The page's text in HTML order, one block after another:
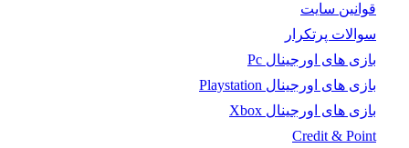
قوانین سایت
سوالات پرتکرار
بازی های اورجینال Pc
بازی های اورجینال Playstation
بازی های اورجینال Xbox
Credit & Point